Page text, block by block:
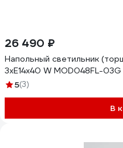
26 490 ₽
Напольный светильник
3хE14x40 W MOD048FL-03G
5(3)
В